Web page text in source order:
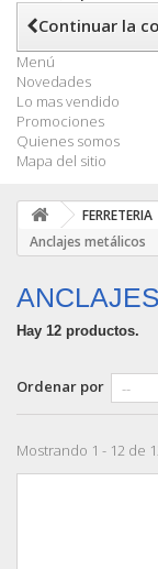
Continuar la
Menú
Novedades
Lo mas vendido
Promociones
Quienes somos
Mapa del sitio
FERRETERIA
Anclajes metálicos
Hay 12 productos.
Ordenar por
Mostrando 1 - 12 de